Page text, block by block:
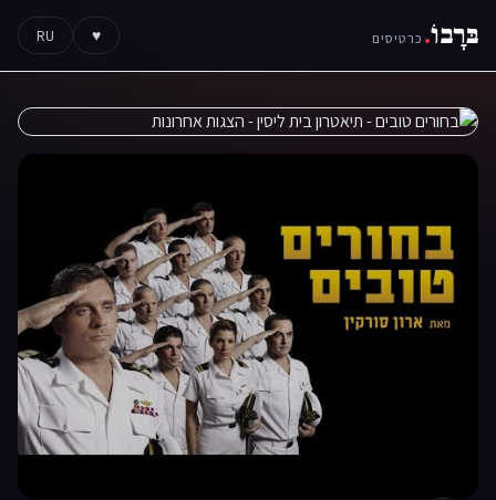
בּרָבוֹ. כרטיסים ♥
RU